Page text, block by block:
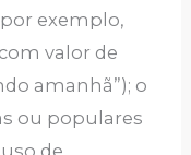
exemplo,
valor de
amanhã”); o
ou populares